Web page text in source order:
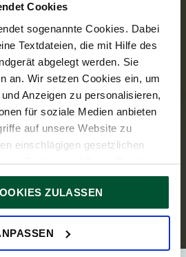
Cookies
sogenannte Cookies. Dabei
Textdateien, die mit Hilfe des
abgelegt werden. Sie
an. Wir setzen Cookies ein, um
Anzeigen zu personalisieren,
für soziale Medien anbieten
auf unsere Website zu
einschlägigen gesetzlichen
wir Cookies auf Ihrem Gerät
für den Betrieb unserer Website
Für alle anderen Cookie-Typen
jederzeit in der
ZULASSEN